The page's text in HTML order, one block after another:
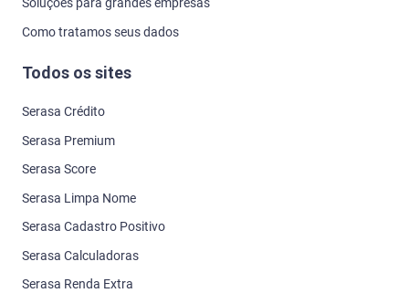
Como tratamos seus dados
Todos os sites
Serasa Crédito
Serasa Premium
Serasa Score
Serasa Limpa Nome
Serasa Cadastro Positivo
Serasa Calculadoras
Serasa Renda Extra